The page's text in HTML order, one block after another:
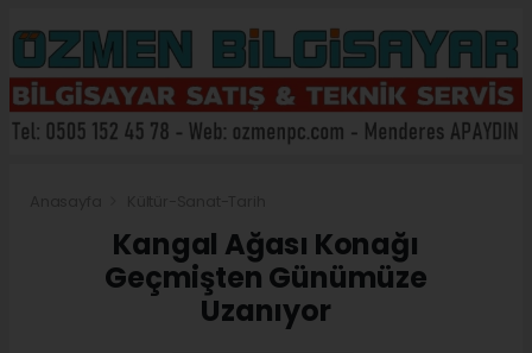
Kangal Ağası Konağı
Geçmişten Günümüze
Uzanıyor